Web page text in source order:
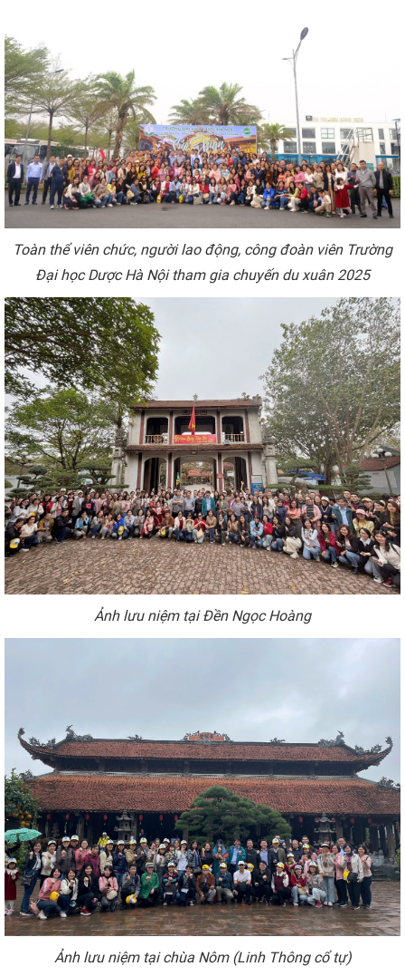
Toàn thể viênchức, người lao động, công đoàn viên Trường
ĐạihọcDược Hà Nội tham gia chuyến du xuân 2025
Ảnhlưu niệm tại Đền Ngọc Hoàng
Ảnh lưu niệm tại chùa Nôm(Linh Thông cổ tự)